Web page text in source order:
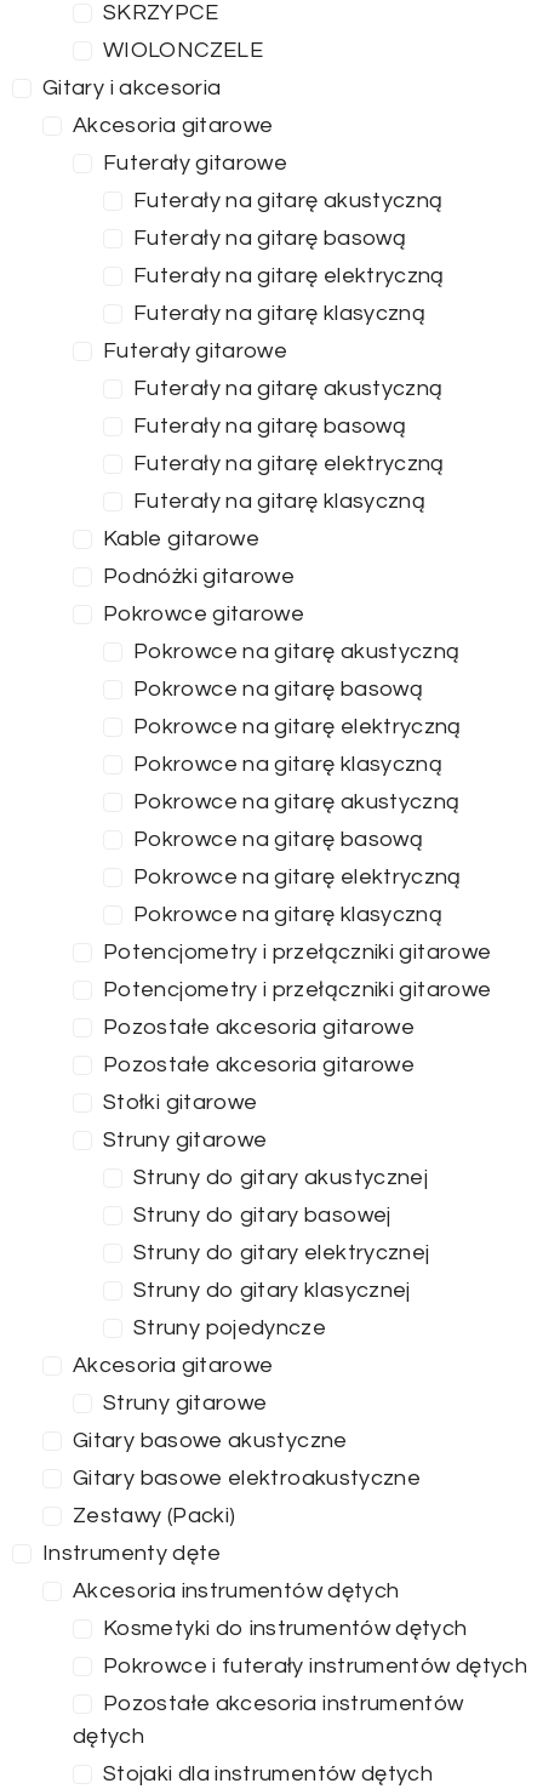
SKRZYPCE
WIOLONCZELE
Gitary i akcesoria
Akcesoria gitarowe
Futerały gitarowe
Futerały na gitarę akustyczną
Futerały na gitarę basową
Futerały na gitarę elektryczną
Futerały na gitarę klasyczną
Futerały gitarowe
Futerały na gitarę akustyczną
Futerały na gitarę basową
Futerały na gitarę elektryczną
Futerały na gitarę klasyczną
Kable gitarowe
Podnóżki gitarowe
Pokrowce gitarowe
Pokrowce na gitarę akustyczną
Pokrowce na gitarę basową
Pokrowce na gitarę elektryczną
Pokrowce na gitarę klasyczną
Pokrowce na gitarę akustyczną
Pokrowce na gitarę basową
Pokrowce na gitarę elektryczną
Pokrowce na gitarę klasyczną
Potencjometry i przełączniki gitarowe
Potencjometry i przełączniki gitarowe
Pozostałe akcesoria gitarowe
Pozostałe akcesoria gitarowe
Stołki gitarowe
Struny gitarowe
Struny do gitary akustycznej
Struny do gitary basowej
Struny do gitary elektrycznej
Struny do gitary klasycznej
Struny pojedyncze
Akcesoria gitarowe
Struny gitarowe
Gitary basowe akustyczne
Gitary basowe elektroakustyczne
Zestawy (Packi)
Instrumenty dęte
Akcesoria instrumentów dętych
Kosmetyki do instrumentów dętych
Pokrowce i futerały instrumentów dętych
Pozostałe akcesoria instrumentów
dętych
Stojaki dla instrumentów dętych